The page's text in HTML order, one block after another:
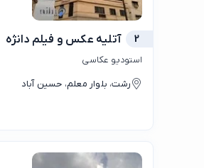
2 آتلیه عکس و فیلم دانژه
استودیو عکاسی
رشت، بلوار معلم، حسین آباد